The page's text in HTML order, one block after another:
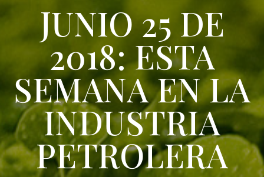
JUNIO 25 DE
2018: ESTA
SEMANA EN LA
INDUSTRIA
PETROLERA